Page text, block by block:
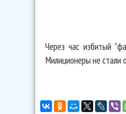
Через час избитый
Милиционеры не стали